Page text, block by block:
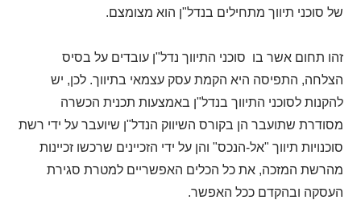
של סוכני תיווך מתחילים בנדל"ן הוא מצומצם.
זהו תחום אשר בו סוכני התיווך נדל"ן עובדים על בסיס
הצלחה, התפיסה היא הקמת עסק עצמאי בתיווך. לכן, יש
להקנות לסוכני התיווך בנדל"ן באמצעות תכנית הכשרה
מסודרת שתועבר הן בקורס השיווק הנדל"ן שיועבר על ידי רשת
סוכנויות תיווך "אל-הנכס" והן על ידי הזכיינים שרכשו זכיינות
מהרשת המזכה, את כל הכלים האפשריים למטרת סגירת
העסקה ובהקדם ככל האפשר.